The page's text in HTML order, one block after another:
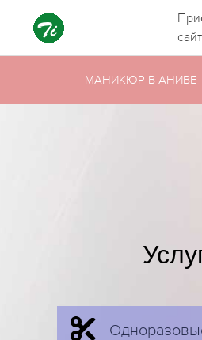
МАНИКЮР В АНИВЕ